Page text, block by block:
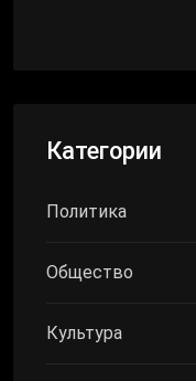
Категории
Политика
Общество
Культура